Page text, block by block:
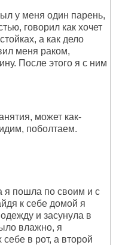
у меня один парень,
говорил как хочет
а как дело
меня раком,
После этого я с ним
может как-
поболтаем.
я пошла по своим и с
к себе домой я
и засунула в
влажно, я
в рот, а второй